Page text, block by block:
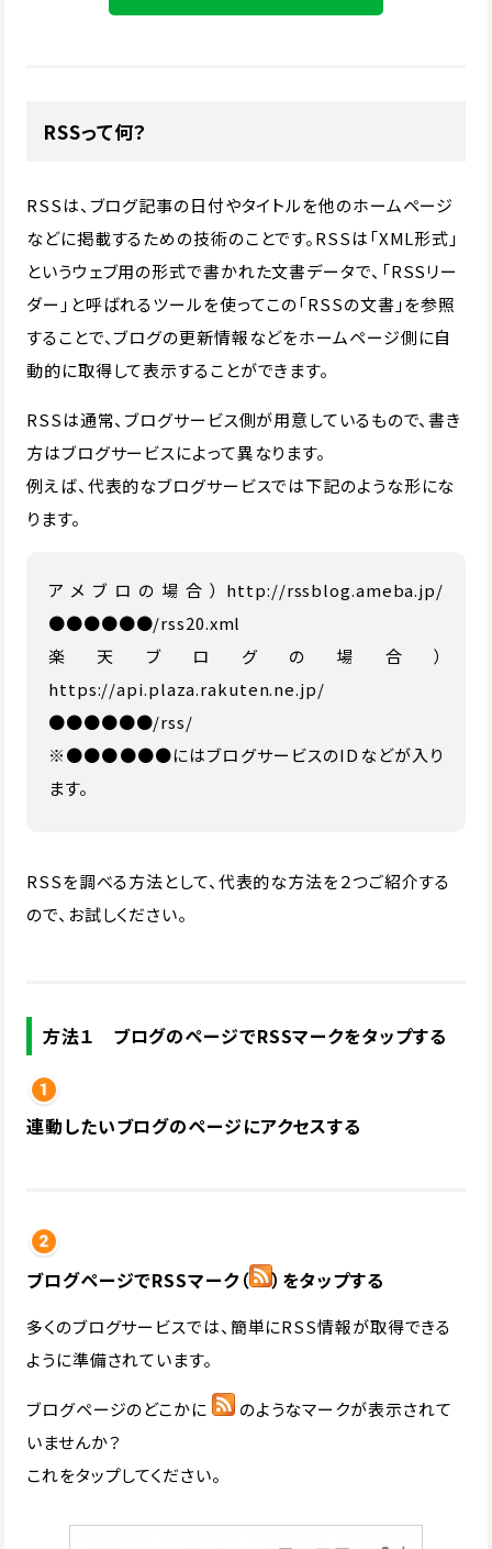
RSSって何？
RSSは、ブログ記事の日付やタイトルを他のホームページ
などに掲載するための技術のことです。RSSは「XML形式」
というウェブ用の形式で書かれた文書データで、「RSSリー
ダー」と呼ばれるツールを使ってこの「RSSの文書」を参照
することで、ブログの更新情報などをホームページ側に自
動的に取得して表示することができます。
RSSは通常、ブログサービス側が用意しているもので、書き
方はブログサービスによって異なります。
例えば、代表的なブログサービスでは下記のような形にな
ります。
アメブロの場合）http://rssblog.ameba.jp/
●●●●●●/rss20.xml
楽天ブログの場合）
https://api.plaza.rakuten.ne.jp/
●●●●●●/rss/
※●●●●●●にはブログサービスのIDなどが入り
ます。
RSSを調べる方法として、代表的な方法を２つご紹介する
ので、お試しください。
方法１ ブログのページでRSSマークをタップする
連動したいブログのページにアクセスする
ブログページでRSSマーク（ ）をタップする
多くのブログサービスでは、簡単にRSS情報が取得できる
ように準備されています。
ブログページのどこかに
のようなマークが表示されて
いませんか？
これをタップしてください。